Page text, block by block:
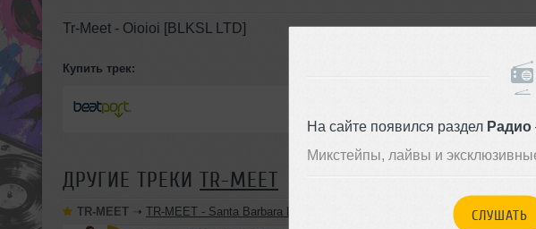
На сайте появился раздел Радио
Микстейпы, лайвы и
СЛУШАТЬ
Tr-Meet - Oioioi [BLKSL LTD]
Купить трек:
ДРУГИЕ ТРЕКИ TR-MEET
TR-MEET ➝ TR-MEET - Santa Barbara Live Mix 24.01.2026